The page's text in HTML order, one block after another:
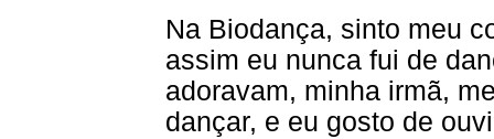
Na Biodança, sinto meu
assim eu nunca fui de
adoravam, minha irmã,
dançar, e eu gosto de